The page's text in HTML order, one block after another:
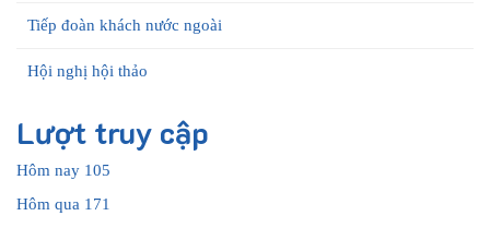
Tiếp đoàn khách nước ngoài
Hội nghị hội thảo
Lượt truy cập
Hôm nay 105
Hôm qua 171